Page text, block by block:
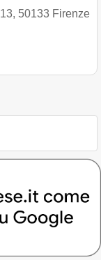
, 50133 Firenze